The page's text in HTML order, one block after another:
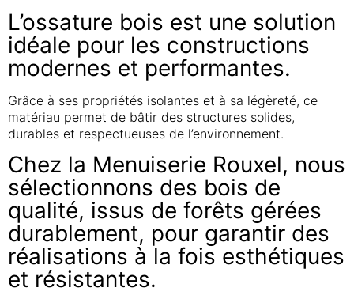
L’ossature bois est une solution
idéale pour les constructions
modernes et performantes.
Grâce à ses propriétés isolantes et à sa légèreté, ce
matériau permet de bâtir des structures solides,
durables et respectueuses de l’environnement.
Chez la Menuiserie Rouxel, nous
sélectionnons des bois de
qualité, issus de forêts gérées
durablement, pour garantir des
réalisations à la fois esthétiques
et résistantes.